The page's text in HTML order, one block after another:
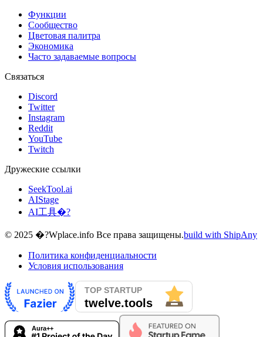
Функции
Сообщество
Цветовая палитра
Экономика
Часто задаваемые вопросы
Связаться
Discord
Twitter
Instagram
Reddit
YouTube
Twitch
Дружеские ссылки
SeekTool.ai
AIStage
AI工具�?
© 2025 �?Wplace.info Все права защищены.build with ShipAny
Политика конфиденциальности
Условия использования